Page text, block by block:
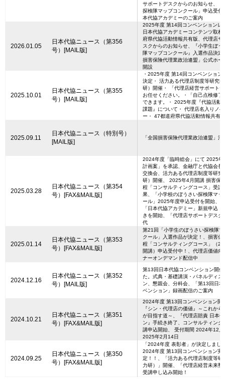
サポートデスクからのお知らせ、「
探検隊マップコンクール」申込受付
本代協アカデミーのご案内
2026.01.05
日本代協ニュース（第356
号）[MAIL版]
2025年度 第14回コンベンションレ
日本代協アカデミーコンテンツ取材
府県代協活動情報共有版、代理店サ
スクからのお知らせ、『小学生ぼう
隊マップコンクール』入選作品決定
損害保険代理業政治連盟」公式ホー
開設
2025.10.01
日本代協ニュース（第355
号）[MAIL版]
・2025年度 第14回コンベンション
決定・ 活力ある代理店制度等研究
研）開催・ 「代理店経営サポート
お任せください。・「自己点検修了
できます。・ 2025年度『代協活動
課題』について・ 代理店名入りノ
ー・ 47都道府県代協活動情報共有版
2025.09.11
日本代協ニュース（特別号）
[MAIL版]
「全国損害保険代理業政治連盟」活
2025.03.28
日本代協ニュース（第354
号）[FAX&MAIL版]
2024年度「臨時総会」にて 2025年
計画案」を承認、金融庁と代協会長
交換会、活力ある代理店制度等研究
研）開催、 2025年4月開講 損害保
程「コンサルティングコース」受講
果、「小学校のぼうさい探検隊マッ
ール」2025年度申込受付を開始、
「日本代協アカデミー」新規申込・
きを開始、「代理店サポートデスク
代
2025.01.14
日本代協ニュース（第353
号）[FAX&MAIL版]
第21回「小学生のぼうさい探検隊
クール」入選作品が決定！、損害保
程「コンサルティングコース」（
開講）申込受付中！、代理店価値向
ナーオンデマンド配信中
2024.12.16
日本代協ニュース（第352
号）[MAIL版]
第13回日本代協コンベンション開催
た。式典・基礎講演・パネルディス
ン、懇親会、分科会、「第13回日
ベンション」録画配信のご案内
2024.10.21
日本代協ニュース（第351
号）[FAX&MAIL版]
2024年度 第13回コンベンション開
『シン・代理店の価値』～これから
が目指す道～、『代理店賠責 日本
ン』手続き終了、コンサルティング
講申込開始、 受付期間 2024年12月
2025年2月14日
2024.09.25
日本代協ニュース（第350
号）[FAX&MAIL版]
「2024年度 表彰者」が決定しまし
2024年度 第13回コンベンション実
定！！、「活力ある代理店制度等研
力研）」開催、「代理店経営未来塾
受講申し込み開始！